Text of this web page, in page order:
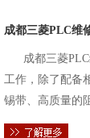
成都三菱PLC维
成都三菱
工作，除了配备
锡带、高质量的
件的电路及通信